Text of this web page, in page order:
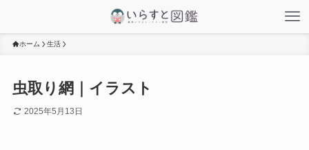
ホーム 生活
虫取り網｜イラスト
2025年5月13日